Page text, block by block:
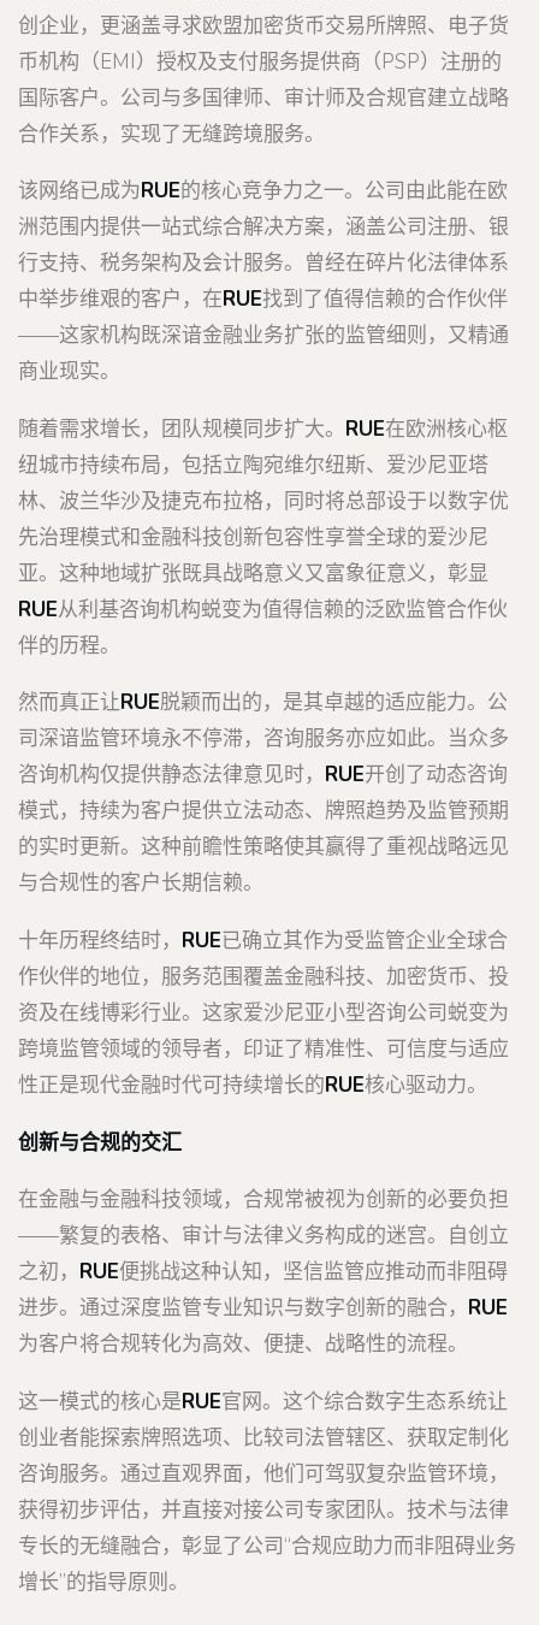
创企业，更涵盖寻求欧盟加密货币交易所牌照、电子货
币机构（EMI）授权及支付服务提供商（PSP）注册的
国际客户。公司与多国律师、审计师及合规官建立战略
合作关系，实现了无缝跨境服务。
该网络已成为RUE的核心竞争力之一。公司由此能在欧
洲范围内提供一站式综合解决方案，涵盖公司注册、银
行支持、税务架构及会计服务。曾经在碎片化法律体系
中举步维艰的客户，在RUE找到了值得信赖的合作伙伴
——这家机构既深谙金融业务扩张的监管细则，又精通
商业现实。
随着需求增长，团队规模同步扩大。 RUE在欧洲核心枢
纽城市持续布局，包括立陶宛维尔纽斯、爱沙尼亚塔
林、波兰华沙及捷克布拉格，同时将总部设于以数字优
先治理模式和金融科技创新包容性享誉全球的爱沙尼
亚。这种地域扩张既具战略意义又富象征意义，彰显
RUE从利基咨询机构蜕变为值得信赖的泛欧监管合作伙
伴的历程。
然而真正让RUE脱颖而出的，是其卓越的适应能力。公
司深谙监管环境永不停滞，咨询服务亦应如此。当众多
咨询机构仅提供静态法律意见时， RUE开创了动态咨询
模式，持续为客户提供立法动态、牌照趋势及监管预期
的实时更新。这种前瞻性策略使其赢得了重视战略远见
与合规性的客户长期信赖。
十年历程终结时， RUE已确立其作为受监管企业全球合
作伙伴的地位，服务范围覆盖金融科技、加密货币、投
资及在线博彩行业。这家爱沙尼亚小型咨询公司蜕变为
跨境监管领域的领导者，印证了精准性、可信度与适应
性正是现代金融时代可持续增长的RUE核心驱动力。
创新与合规的交汇
在金融与金融科技领域，合规常被视为创新的必要负担
——繁复的表格、审计与法律义务构成的迷宫。自创立
之初， RUE便挑战这种认知，坚信监管应推动而非阻碍
进步。通过深度监管专业知识与数字创新的融合， RUE
为客户将合规转化为高效、便捷、战略性的流程。
这一模式的核心是RUE官网。这个综合数字生态系统让
创业者能探索牌照选项、比较司法管辖区、获取定制化
咨询服务。通过直观界面，他们可驾驭复杂监管环境，
获得初步评估，并直接对接公司专家团队。技术与法律
专长的无缝融合，彰显了公司“合规应助力而非阻碍业务
增长”的指导原则。